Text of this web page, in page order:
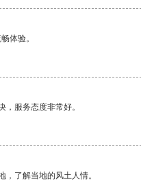
体验。
服务态度非常好。
了解当地的风土人情。